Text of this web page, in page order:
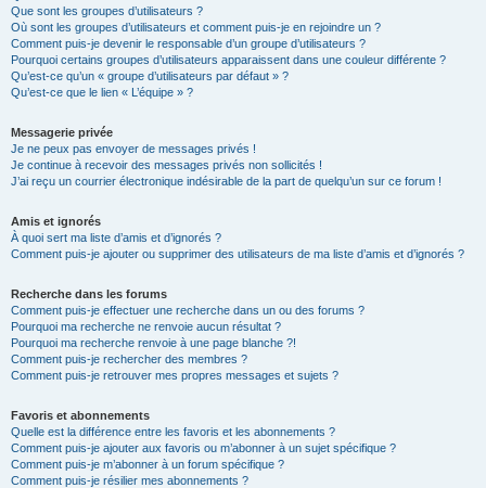
Que sont les groupes d’utilisateurs ?
Où sont les groupes d’utilisateurs et comment puis-je en rejoindre un ?
Comment puis-je devenir le responsable d’un groupe d’utilisateurs ?
Pourquoi certains groupes d’utilisateurs apparaissent dans une couleur différente ?
Qu’est-ce qu’un « groupe d’utilisateurs par défaut » ?
Qu’est-ce que le lien « L’équipe » ?
Messagerie privée
Je ne peux pas envoyer de messages privés !
Je continue à recevoir des messages privés non sollicités !
J’ai reçu un courrier électronique indésirable de la part de quelqu’un sur ce forum !
Amis et ignorés
À quoi sert ma liste d’amis et d’ignorés ?
Comment puis-je ajouter ou supprimer des utilisateurs de ma liste d’amis et d’ignorés ?
Recherche dans les forums
Comment puis-je effectuer une recherche dans un ou des forums ?
Pourquoi ma recherche ne renvoie aucun résultat ?
Pourquoi ma recherche renvoie à une page blanche ?!
Comment puis-je rechercher des membres ?
Comment puis-je retrouver mes propres messages et sujets ?
Favoris et abonnements
Quelle est la différence entre les favoris et les abonnements ?
Comment puis-je ajouter aux favoris ou m’abonner à un sujet spécifique ?
Comment puis-je m’abonner à un forum spécifique ?
Comment puis-je résilier mes abonnements ?